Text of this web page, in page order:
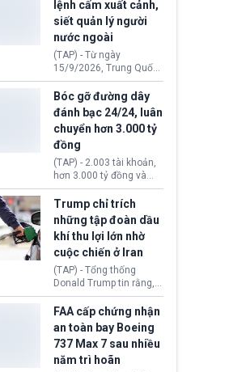
Kỳ. Nguyên nhân do cơ
quan y tế nghi ngờ
nguyên liệu liên quan
đến ổ dịch Salmonella
khiến ít nhất 110 người
mắc bệnh tại bang
Minnesota.
lệnh cấm xuất cảnh,
siết quản lý người
nước ngoài
(TAP) - Từ ngày
15/9/2026, Trung Quốc
áp dụng quy định mới về
quản lý xuất nhập cảnh.
Một hành vi vi phạm giấy
tờ, xuất nhập cảnh trái
phép hay liên quan kiểm
soát công nghệ có thể
khiến công dân Trung
Quốc đối mặt lệnh cấm
xuất cảnh kéo dài tới 3
năm. Trong khi đó, người
nước ngoài sử dụng giấy
tờ giả có nguy cơ bị từ
chối nhập cảnh hoặc
cấm vào Trung Quốc tới
5 năm.
Bóc gỡ đường dây
đánh bạc 24/24, luân
chuyển hơn 3.000 tỷ
đồng
(TAP) - 2.003 tài khoản,
hơn 3.000 tỷ đồng và
một đường dây đánh
bạc xuyên quốc gia vận
hành 24/24 giờ vừa bị
Công an TP. Hải Phòng
(Việt Nam) bóc gỡ.
Trump chỉ trích
những tập đoàn dầu
khí thu lợi lớn nhờ
cuộc chiến ở Iran
(TAP) - Tổng thống
Donald Trump tin rằng, 2
tập đoàn dầu khí
ExxonMobil và Chevron
đã thu về lợi nhuận quá
lớn nhờ giá dầu tăng
mạnh suốt thời gian Hoa
Kỳ xảy ra xung đột ở
FAA cấp chứng nhận
an toàn bay Boeing
737 Max 7 sau nhiều
năm trì hoãn